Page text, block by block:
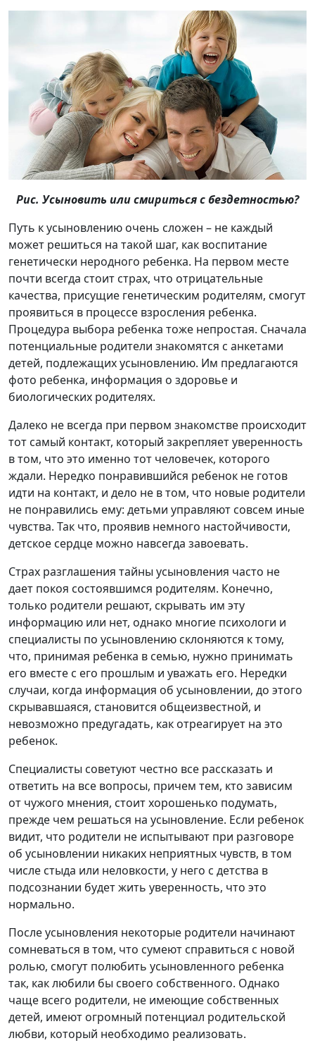
Рис. Усыновить или смириться с бездетностью?
Путь к усыновлению очень сложен – не каждый
может решиться на такой шаг, как воспитание
генетически неродного ребенка. На первом месте
почти всегда стоит страх, что отрицательные
качества, присущие генетическим родителям, смогут
проявиться в процессе взросления ребенка.
Процедура выбора ребенка тоже непростая. Сначала
потенциальные родители знакомятся с анкетами
детей, подлежащих усыновлению. Им предлагаются
фото ребенка, информация о здоровье и
биологических родителях.
Далеко не всегда при первом знакомстве происходит
тот самый контакт, который закрепляет уверенность
в том, что это именно тот человечек, которого
ждали. Нередко понравившийся ребенок не готов
идти на контакт, и дело не в том, что новые родители
не понравились ему: детьми управляют совсем иные
чувства. Так что, проявив немного настойчивости,
детское сердце можно навсегда завоевать.
Страх разглашения тайны усыновления часто не
дает покоя состоявшимся родителям. Конечно,
только родители решают, скрывать им эту
информацию или нет, однако многие психологи и
специалисты по усыновлению склоняются к тому,
что, принимая ребенка в семью, нужно принимать
его вместе с его прошлым и уважать его. Нередки
случаи, когда информация об усыновлении, до этого
скрывавшаяся, становится общеизвестной, и
невозможно предугадать, как отреагирует на это
ребенок.
Специалисты советуют честно все рассказать и
ответить на все вопросы, причем тем, кто зависим
от чужого мнения, стоит хорошенько подумать,
прежде чем решаться на усыновление. Если ребенок
видит, что родители не испытывают при разговоре
об усыновлении никаких неприятных чувств, в том
числе стыда или неловкости, у него с детства в
подсознании будет жить уверенность, что это
нормально.
После усыновления некоторые родители начинают
сомневаться в том, что сумеют справиться с новой
ролью, смогут полюбить усыновленного ребенка
так, как любили бы своего собственного. Однако
чаще всего родители, не имеющие собственных
детей, имеют огромный потенциал родительской
любви, который необходимо реализовать.